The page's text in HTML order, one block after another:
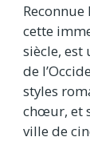
cette
siècle, est
de
styles
chœur, et
ville de